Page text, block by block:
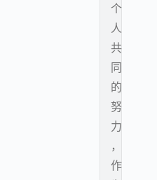
个
人
共
同
的
努
力
，
作